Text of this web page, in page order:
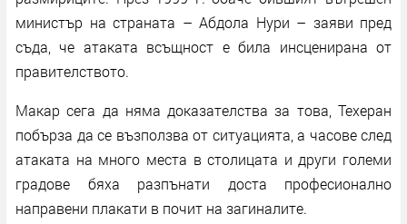
министър на страната – Абдола Нури – заяви пред
съда, че атаката всъщност е била инсценирана от
правителството.
Макар сега да няма доказателства за това, Техеран
побърза да се възползва от ситуацията, а часове след
атаката на много места в столицата и други големи
градове бяха разпънати доста професионално
направени плакати в почит на загиналите.